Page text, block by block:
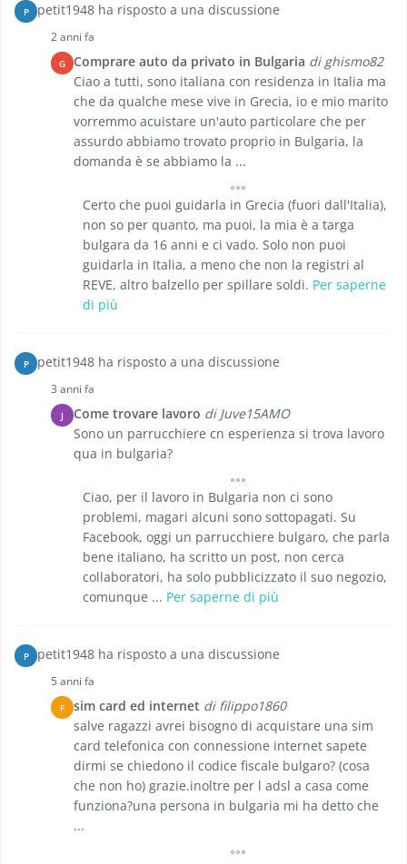
P petit1948 ha risposto a una discussione
2 anni fa
G Comprare auto da privato in Bulgaria di ghismo82
Ciao a tutti, sono italiana con residenza in Italia ma
che da qualche mese vive in Grecia, io e mio marito
vorremmo acuistare un'auto particolare che per
assurdo abbiamo trovato proprio in Bulgaria, la
domanda è se abbiamo la ...
Certo che puoi guidarla in Grecia (fuori dall'Italia),
non so per quanto, ma puoi, la mia è a targa
bulgara da 16 anni e ci vado. Solo non puoi
guidarla in Italia, a meno che non la registri al
REVE, altro balzello per spillare soldi. Per saperne
di più
P petit1948 ha risposto a una discussione
3 anni fa
J Come trovare lavoro di Juve15AMO
Sono un parrucchiere cn esperienza si trova lavoro
qua in bulgaria?
Ciao, per il lavoro in Bulgaria non ci sono
problemi, magari alcuni sono sottopagati. Su
Facebook, oggi un parrucchiere bulgaro, che parla
bene italiano, ha scritto un post, non cerca
collaboratori, ha solo pubblicizzato il suo negozio,
comunque ... Per saperne di più
P petit1948 ha risposto a una discussione
5 anni fa
F sim card ed internet di filippo1860
salve ragazzi avrei bisogno di acquistare una sim
card telefonica con connessione internet sapete
dirmi se chiedono il codice fiscale bulgaro? (cosa
che non ho) grazie.inoltre per l adsl a casa come
funziona?una persona in bulgaria mi ha detto che
...